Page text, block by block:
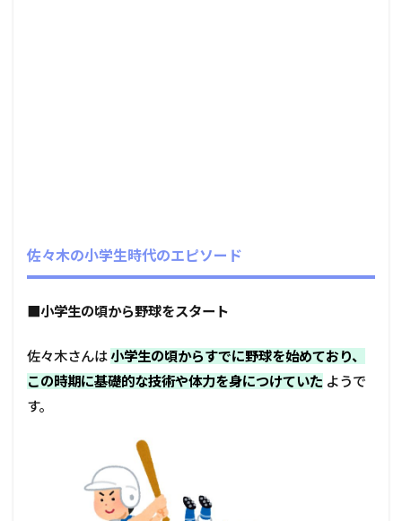
佐々木の小学生時代のエピソード
小学生の頃から野球をスタート
佐々木さんは小学生の頃からすでに野球を始めており、
この時期に基礎的な技術や体力を身につけていた ようで
す。